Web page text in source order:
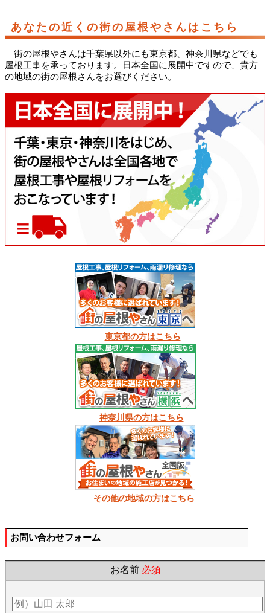
あなたの近くの街の屋根やさんはこちら
街の屋根やさんは千葉県以外にも東京都、神奈川県などでも
屋根工事を承っております。日本全国に展開中ですので、貴方
の地域の街の屋根さんをお選びください。
東京都の方はこちら
神奈川県の方はこちら
その他の地域の方はこちら
お問い合わせフォーム
お名前 必須